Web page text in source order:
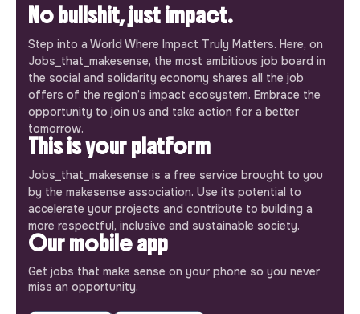
No bullshit, just impact.
Step into a World Where Impact Truly Matters. Here, on
Jobs_that_makesense, the most ambitious job board in
the social and solidarity economy shares all the job
offers of the region’s impact ecosystem. Embrace the
opportunity to join us and take action for a better
tomorrow.
This is your platform
Jobs_that_makesense is a free service brought to you
by the makesense association. Use its potential to
accelerate your projects and contribute to building a
more respectful, inclusive and sustainable society.
Our mobile app
Get jobs that make sense on your phone so you never
miss an opportunity.